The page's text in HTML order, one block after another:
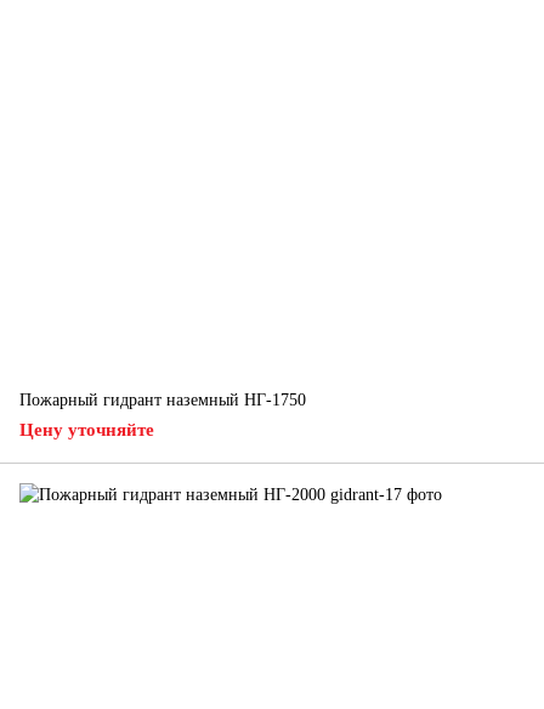
Пожарный гидрант наземный НГ-1750
Цену уточняйте